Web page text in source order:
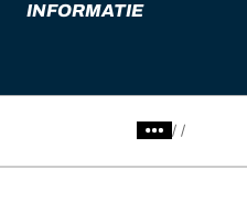
INFORMATIE
/